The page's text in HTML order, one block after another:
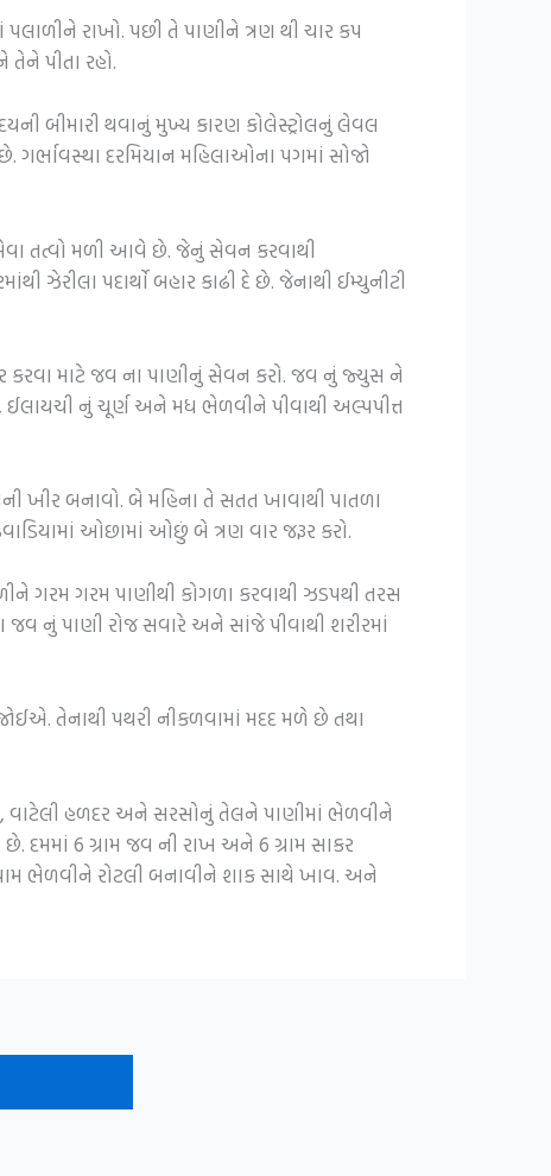
રાખો. પછી તે પાણીને ત્રણ થી ચાર કપ
પીતા રહો.
બીમારી થવાનું મુખ્ય કારણ કોલેસ્ટ્રોલનું લેવલ
દરમિયાન મહિલાઓના પગમાં સોજો
તત્વો મળી આવે છે. જેનું સેવન કરવાથી
પદાર્થો બહાર કાઢી દે છે. જેનાથી ઈમ્યુનીટી
કરવા માટે જવ ના પાણીનું સેવન કરો. જવ નું જ્યુસ ને
નું ચૂર્ણ અને મધ ભેળવીને પીવાથી અલ્પપીત્ત
ખીર બનાવો. બે મહિના તે સતત ખાવાથી પાતળા
ઓછામાં ઓછું બે ત્રણ વાર જરૂર કરો.
ગરમ ગરમ પાણીથી કોગળા કરવાથી ઝડપથી તરસ
નું પાણી રોજ સવારે અને સાંજે પીવાથી શરીરમાં
તેનાથી પથરી નીકળવામાં મદદ મળે છે તથા
વાટેલી હળદર અને સરસોનું તેલને પાણીમાં ભેળવીને
દમમાં 6 ગ્રામ જવ ની રાખ અને 6 ગ્રામ સાકર
ભેળવીને રોટલી બનાવીને શાક સાથે ખાવ. અને